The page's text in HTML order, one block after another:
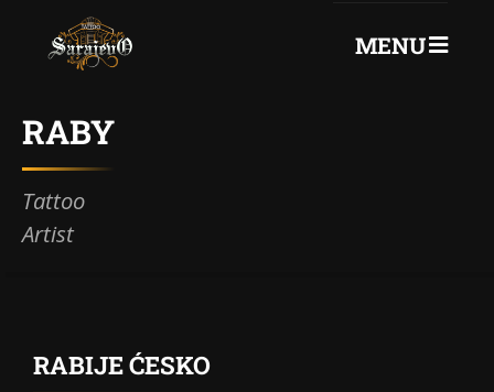
MENU
0
RABY
Tattoo
Artist
RABIJE ĆESKO